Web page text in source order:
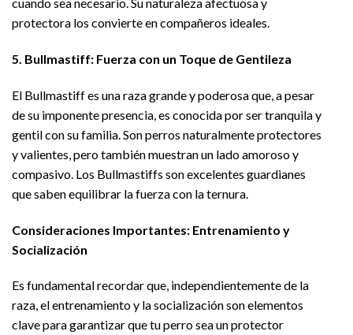
protectora los convierte en compañeros ideales.
5. Bullmastiff: Fuerza con un Toque de Gentileza
El Bullmastiff es una raza grande y poderosa que, a pesar
de su imponente presencia, es conocida por ser tranquila y
gentil con su familia. Son perros naturalmente protectores
y valientes, pero también muestran un lado amoroso y
compasivo. Los Bullmastiffs son excelentes guardianes
que saben equilibrar la fuerza con la ternura.
Consideraciones Importantes: Entrenamiento y
Socialización
Es fundamental recordar que, independientemente de la
raza, el entrenamiento y la socialización son elementos
clave para garantizar que tu perro sea un protector